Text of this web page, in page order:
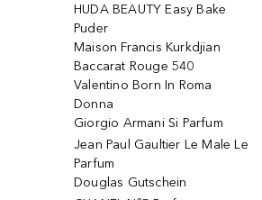
HUDA BEAUTY Easy Bake
Puder
Maison Francis Kurkdjian
Baccarat Rouge 540
Valentino Born In Roma
Donna
Giorgio Armani Si Parfum
Jean Paul Gaultier Le Male Le
Parfum
Douglas Gutschein